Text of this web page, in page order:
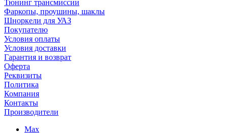
Тюнинг трансмиссии
Фаркопы, проушины, шаклы
Шноркели для УАЗ
Покупателю
Условия оплаты
Условия доставки
Гарантия и возврат
Оферта
Реквизиты
Политика
Компания
Контакты
Производители
Max